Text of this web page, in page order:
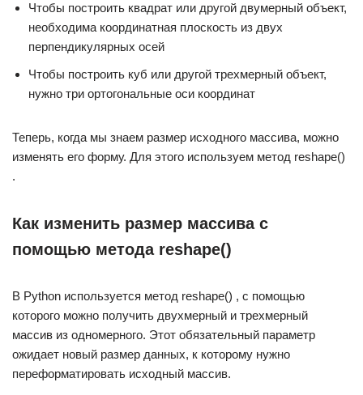
Чтобы построить квадрат или другой двумерный объект,
необходима координатная плоскость из двух
перпендикулярных осей
Чтобы построить куб или другой трехмерный объект,
нужно три ортогональные оси координат
Теперь, когда мы знаем размер исходного массива, можно
изменять его форму. Для этого используем метод reshape()
.
Как изменить размер массива с
помощью метода reshape()
В Python используется метод reshape() , с помощью
которого можно получить двухмерный и трехмерный
массив из одномерного. Этот обязательный параметр
ожидает новый размер данных, к которому нужно
переформатировать исходный массив.